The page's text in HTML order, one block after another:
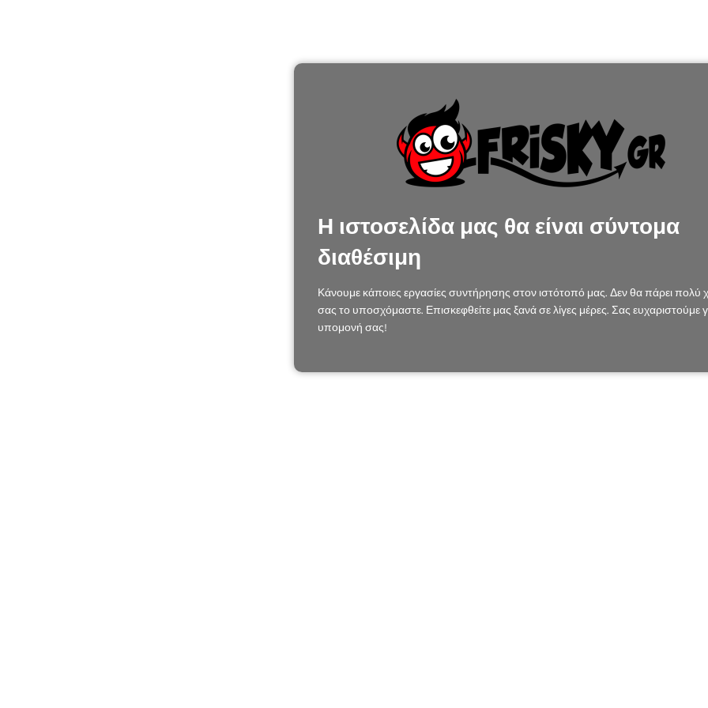
Η ιστοσελίδα μας θα είναι σύντομα
διαθέσιμη
Κάνουμε κάποιες εργασίες συντήρησης στον ιστότοπό μας. Δεν θα πάρει πολύ
σας το υποσχόμαστε. Επισκεφθείτε μας ξανά σε λίγες μέρες. Σας ευχαριστούμε
υπομονή σας!